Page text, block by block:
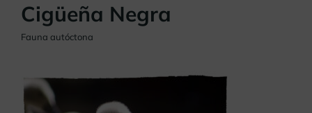
Cigüeña Negra
Fauna autóctona